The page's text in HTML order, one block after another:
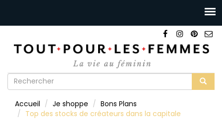
Formulaire
recherche
Accueil Je shoppe
Bons Plans
Top des stocks de créateurs dans la capitale